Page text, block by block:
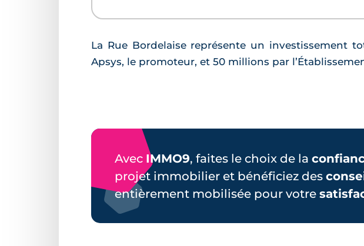
La Rue Bordelaise représente un investissement
Apsys, le promoteur, et 50 millions par
Avec IMMO9, faites le choix de la
projet immobilier et bénéficiez des
entièrement mobilisée pour votre